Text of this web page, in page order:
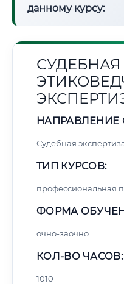
данному курсу:
СУДЕБНАЯ
НАПРАВЛЕНИЕ
Судебная
ТИП КУРСОВ:
профессиональная
ФОРМА
очно-заочно
КОЛ-ВО ЧАСОВ:
1010